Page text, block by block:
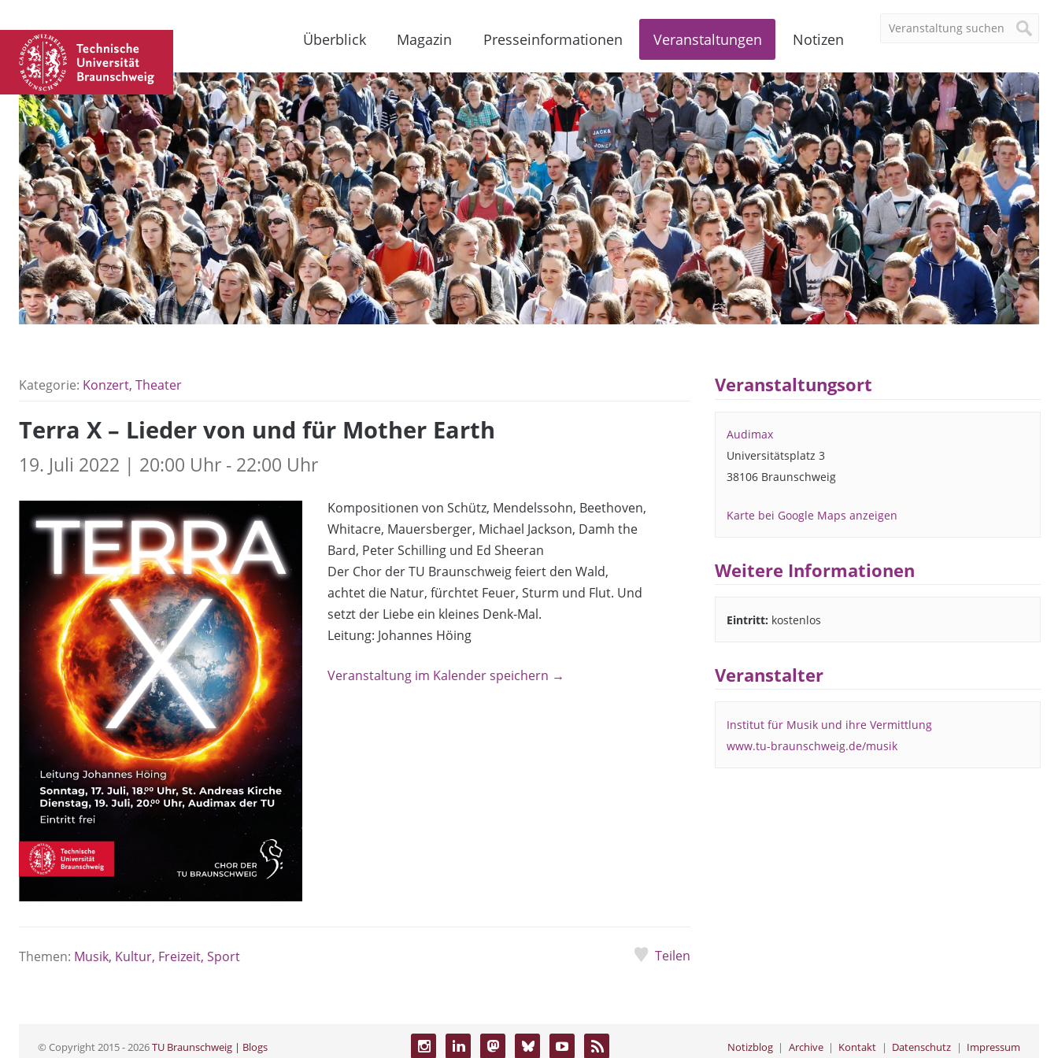
Überblick Magazin Presseinformationen Veranstaltungen Notizen
Kategorie: Konzert, Theater
Terra X – Lieder von und für Mother Earth
19. Juli 2022 | 20:00 Uhr - 22:00 Uhr
Kompositionen von Schütz, Mendelssohn, Beethoven,
Whitacre, Mauersberger, Michael Jackson, Damh the
Bard, Peter Schilling und Ed Sheeran
Der Chor der TU Braunschweig feiert den Wald,
achtet die Natur, fürchtet Feuer, Sturm und Flut. Und
setzt der Liebe ein kleines Denk-Mal.
Leitung: Johannes Höing
Veranstaltung im Kalender speichern →
Themen: Musik, Kultur, Freizeit, Sport Teilen
Veranstaltungsort
Audimax
Universitätsplatz 3
38106 Braunschweig
Karte bei Google Maps anzeigen
Weitere Informationen
Eintritt: kostenlos
Veranstalter
Institut für Musik und ihre Vermittlung
www.tu-braunschweig.de/musik
Notizblog Archive Kontakt Datenschutz Impressum
© Copyright 2015 - 2026TU Braunschweig | Blogs